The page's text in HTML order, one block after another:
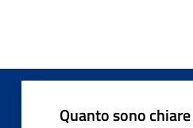
Quanto sono